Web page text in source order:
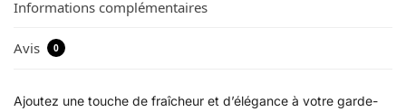
Informations complémentaires
Avis 0
Ajoutez une touche de fraîcheur et d’élégance à votre garde-